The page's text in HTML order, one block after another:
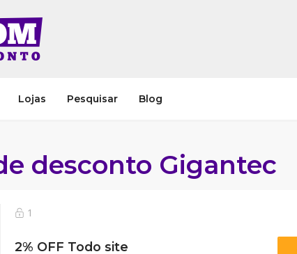
Lojas Pesquisar Blog
desconto Gigantec
1
2% OFF Todo site